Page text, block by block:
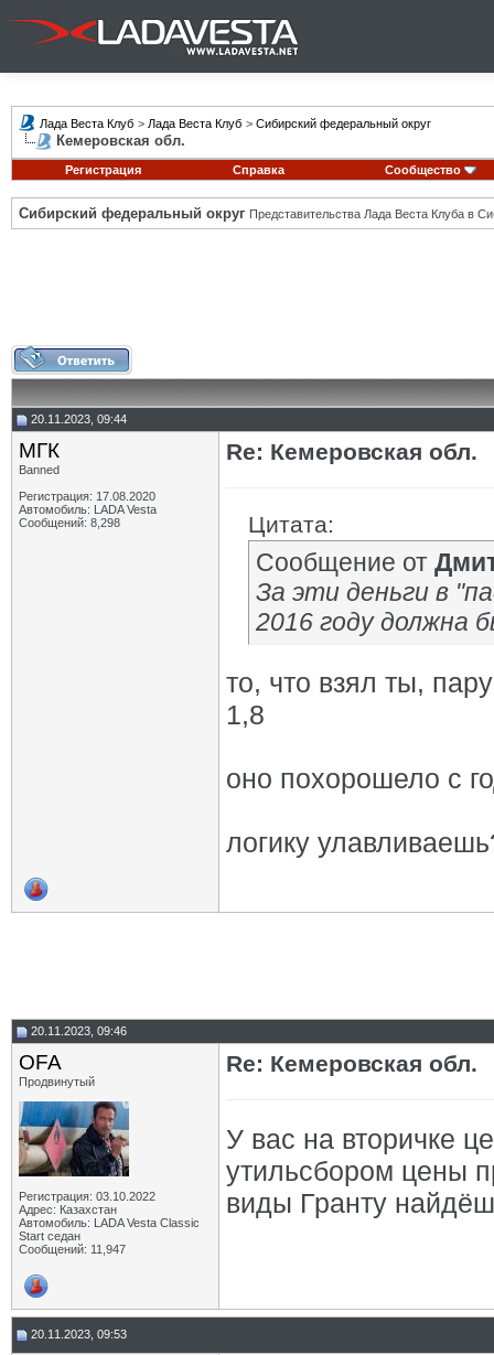
Лада Веста Клуб > Лада Веста Клуб > Сибирский федеральный округ
Кемеровская обл.
Регистрация Справка Сообщество
Сибирский федеральный округ Представительства Лада Веста Клуба в
20.11.2023, 09:44
МГК
Banned
Регистрация: 17.08.2020
Автомобиль: LADA Vesta
Сообщений: 8,298
Re: Кемеровская обл.
Цитата:
Сообщение от
За эти деньги в
2016 году должна
то, что взял ты,
1,8
оно похорошело с
логику
20.11.2023, 09:46
OFA
Продвинутый
Регистрация: 03.10.2022
Адрес: Казахстан
Автомобиль: LADA Vesta Classic
Start седан
Сообщений: 11,947
Re: Кемеровская обл.
У вас на вторичке
утильсбором цены
виды Гранту
20.11.2023, 09:53